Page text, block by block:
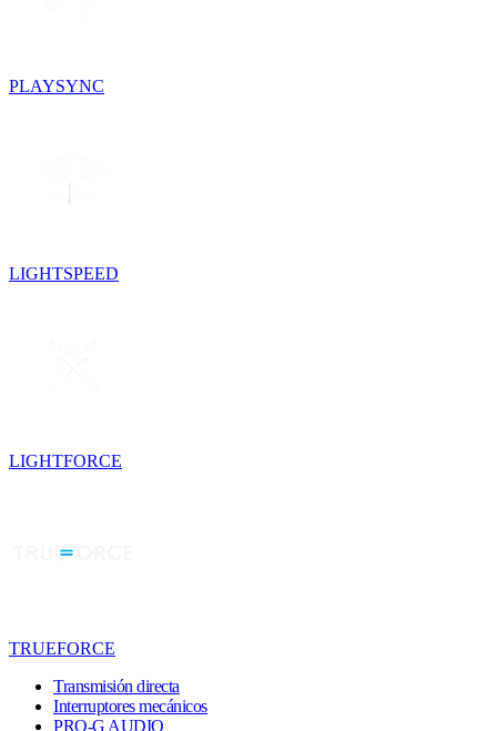
PLAYSYNC
LIGHTSPEED
LIGHTFORCE
TRUEFORCE
Transmisión directa
Interruptores mecánicos
PRO-G AUDIO